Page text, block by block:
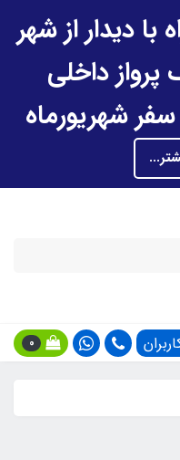
با دیدار از شهر
داخلی
شهریورماه
0